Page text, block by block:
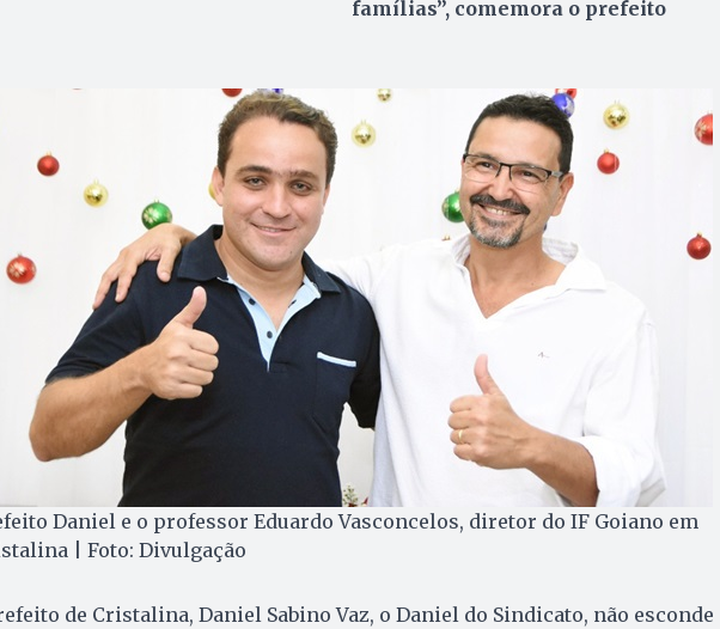
famílias”, comemora o prefeito
Daniel e o professor Eduardo Vasconcelos, diretor do IF Goiano em
| Foto: Divulgação
de Cristalina, Daniel Sabino Vaz, o Daniel do Sindicato, não esconde